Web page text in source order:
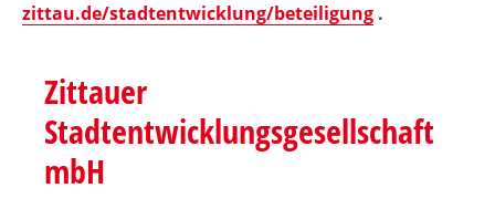
zittau.de/stadtentwicklung/beteiligung .
Zittauer
Stadtentwicklungsgesellschaft
mbH